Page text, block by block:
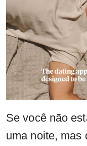
Se você não
uma noite, mas